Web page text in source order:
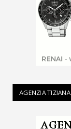
AGENZIA TIZIANA